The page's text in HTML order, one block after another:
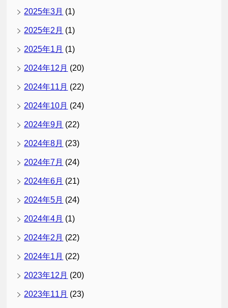
2025年3月 (1)
2025年2月 (1)
2025年1月 (1)
2024年12月 (20)
2024年11月 (22)
2024年10月 (24)
2024年9月 (22)
2024年8月 (23)
2024年7月 (24)
2024年6月 (21)
2024年5月 (24)
2024年4月 (1)
2024年2月 (22)
2024年1月 (22)
2023年12月 (20)
2023年11月 (23)